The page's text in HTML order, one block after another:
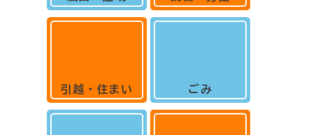
引越・住まい ごみ